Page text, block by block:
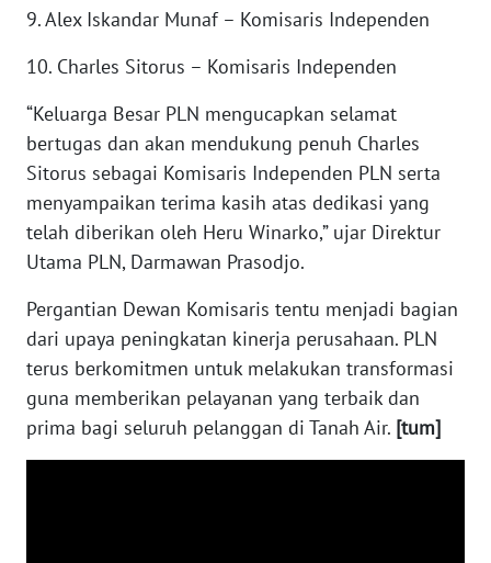
9. Alex Iskandar Munaf – Komisaris Independen
10. Charles Sitorus – Komisaris Independen
“Keluarga Besar PLN mengucapkan selamat
bertugas dan akan mendukung penuh Charles
Sitorus sebagai Komisaris Independen PLN serta
menyampaikan terima kasih atas dedikasi yang
telah diberikan oleh Heru Winarko,” ujar Direktur
Utama PLN, Darmawan Prasodjo.
Pergantian Dewan Komisaris tentu menjadi bagian
dari upaya peningkatan kinerja perusahaan. PLN
terus berkomitmen untuk melakukan transformasi
guna memberikan pelayanan yang terbaik dan
prima bagi seluruh pelanggan di Tanah Air. [tum]
WN
BABEL
WN
SUMBAR
WN
WN
BENGKULU
WN
LAMPUNG